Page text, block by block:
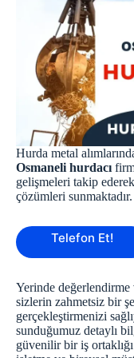
Hurda metal
Osmaneli hurdacı
gelişmeleri takip
çözümleri sunmaktadır.
Telefon Et!
Yerinde
sizlerin zahmetsiz bir
gerçekleştirmenizi
sunduğumuz detaylı
güvenilir bir iş